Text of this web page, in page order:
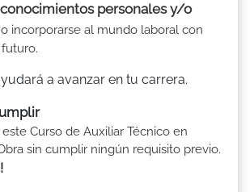
personales y/o
incorporarse al mundo laboral con
a avanzar en tu carrera.
Curso de Auxiliar Técnico en
sin cumplir ningún requisito previo.